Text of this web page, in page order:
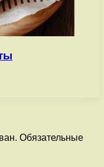
Обязательные